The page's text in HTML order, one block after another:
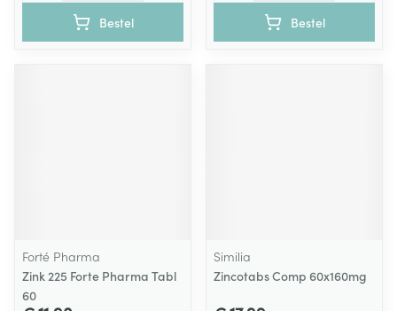
Bestel Bestel
Forté Pharma
Zink 225 Forte Pharma Tabl
60
Similia
Zincotabs Comp 60x160mg